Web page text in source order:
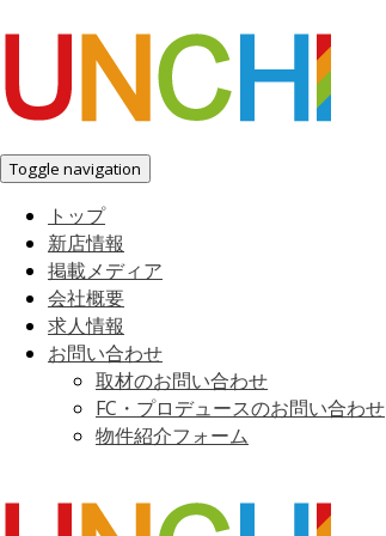
Toggle navigation
トップ
新店情報
掲載メディア
会社概要
求人情報
お問い合わせ
取材のお問い合わせ
FC・プロデュースのお問い合わせ
物件紹介フォーム